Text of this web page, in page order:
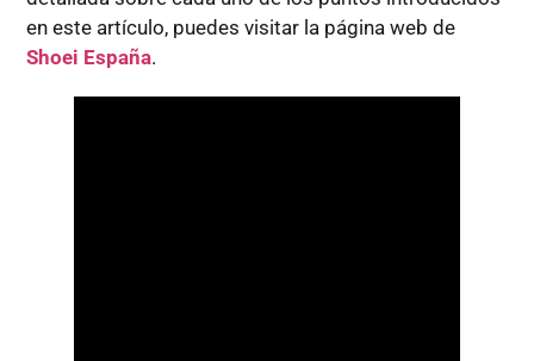
en este artículo, puedes visitar la página web de
Shoei España.